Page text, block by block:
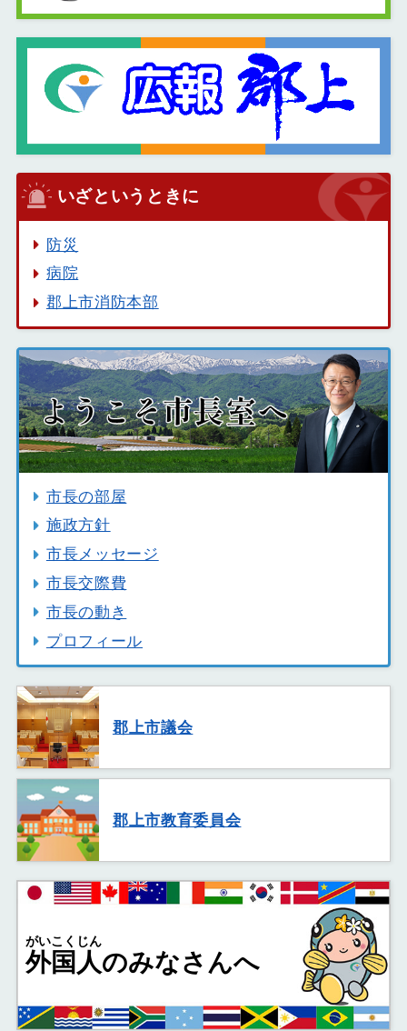
いざというときに
防災
病院
郡上市消防本部
市長の部屋
施政方針
市長メッセージ
市長交際費
市長の動き
プロフィール
郡上市議会
郡上市教育委員会
外国人
がいこくじん
のみなさんへ